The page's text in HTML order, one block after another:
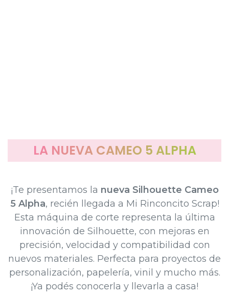
LA NUEVA CAMEO 5 ALPHA
¡Te presentamos la nueva Silhouette Cameo
5 Alpha, recién llegada a Mi Rinconcito Scrap!
Esta máquina de corte representa la última
innovación de Silhouette, con mejoras en
precisión, velocidad y compatibilidad con
nuevos materiales. Perfecta para proyectos de
personalización, papelería, vinil y mucho más.
¡Ya podés conocerla y llevarla a casa!